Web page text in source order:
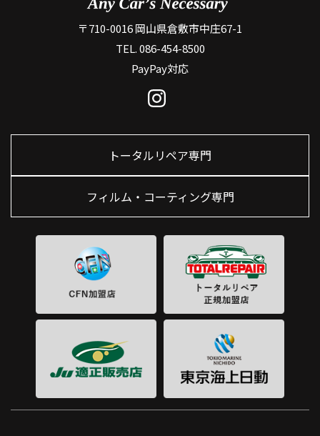
〒710-0016 岡山県倉敷市中庄67-1
TEL. 086-454-8500
PayPay対応
トータルリペア専門
フィルム・コーティング専門